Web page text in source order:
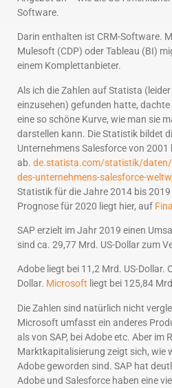
Software.
Darin enthalten ist CRM-Software.
Mulesoft (CDP) oder Tableau (BI)
einem Komplettanbieter.
Als ich die Zahlen auf Statista
einzusehen) gefunden hatte,
eine so schöne Kurve, wie man sie
darstellen kann. Die Statistik bildet
Unternehmens Salesforce von 2001
ab. de.statista.com/statistik/
des-unternehmens-salesforce-
Statistik für die Jahre 2014 bis
Prognose für 2020 liegt hier, auf
SAP erzielt im Jahr 2019 einen
sind ca. 29,77 Mrd. US-Dollar zum
Adobe liegt bei 11,2 Mrd. US-Dollar.
Dollar. Microsoft liegt bei 125,84
Die Zahlen sind natürlich nicht
Microsoft umfasst ein anderes
als von SAP, bei Adobe etc. Aber im
Marktkapitalisierung zeigt sich, wie
Adobe geworden sind. SAP hat
Adobe und Salesforce haben eine